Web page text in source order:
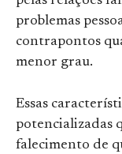
problemas
contrapontos
menor grau.
Essas
potencializadas
falecimento de